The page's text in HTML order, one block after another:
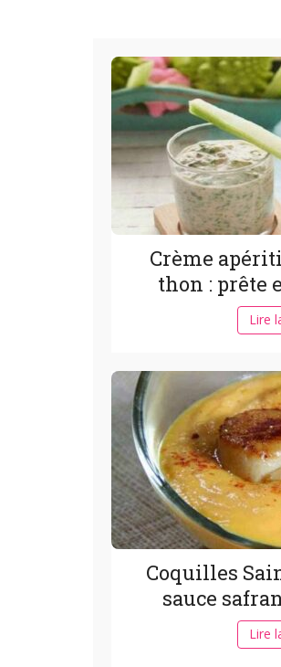
Crème
thon : prête
Lire
Coquilles
sauce
Lire